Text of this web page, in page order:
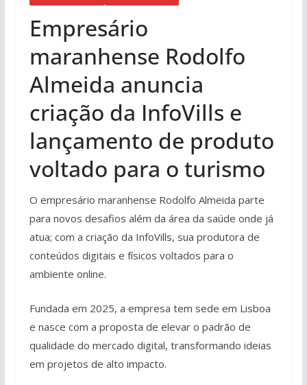
Empresário
maranhense Rodolfo
Almeida anuncia
criação da InfoVills e
lançamento de produto
voltado para o turismo
O empresário maranhense Rodolfo Almeida parte
para novos desafios além da área da saúde onde já
atua; com a criação da InfoVills, sua produtora de
conteúdos digitais e físicos voltados para o
ambiente online.
Fundada em 2025, a empresa tem sede em Lisboa
e nasce com a proposta de elevar o padrão de
qualidade do mercado digital, transformando ideias
em projetos de alto impacto.